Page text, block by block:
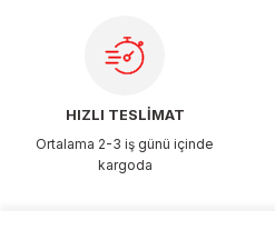
HIZLI TESLİMAT
Ortalama 2-3 iş günü içinde
kargoda